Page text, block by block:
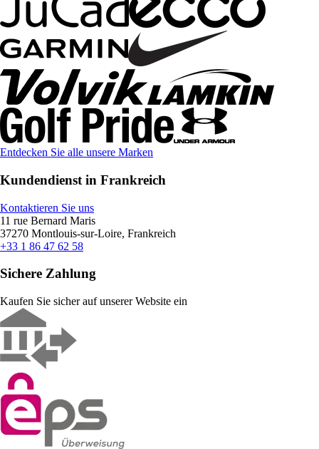
Entdecken Sie alle unsere Marken
Kundendienst in Frankreich
Kontaktieren Sie uns
11 rue Bernard Maris
37270 Montlouis-sur-Loire, Frankreich
+33 1 86 47 62 58
Sichere Zahlung
Kaufen Sie sicher auf unserer Website ein